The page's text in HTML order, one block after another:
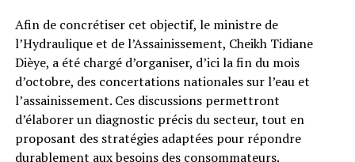
Afin de concrétiser cet objectif, le ministre de
l’Hydraulique et de l’Assainissement, Cheikh Tidiane
Dièye, a été chargé d’organiser, d’ici la fin du mois
d’octobre, des concertations nationales sur l’eau et
l’assainissement. Ces discussions permettront
d’élaborer un diagnostic précis du secteur, tout en
proposant des stratégies adaptées pour répondre
durablement aux besoins des consommateurs.